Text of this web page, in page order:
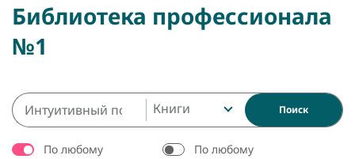
Библиотека профессионала
№1
Книги Поиск
По любому
По любому